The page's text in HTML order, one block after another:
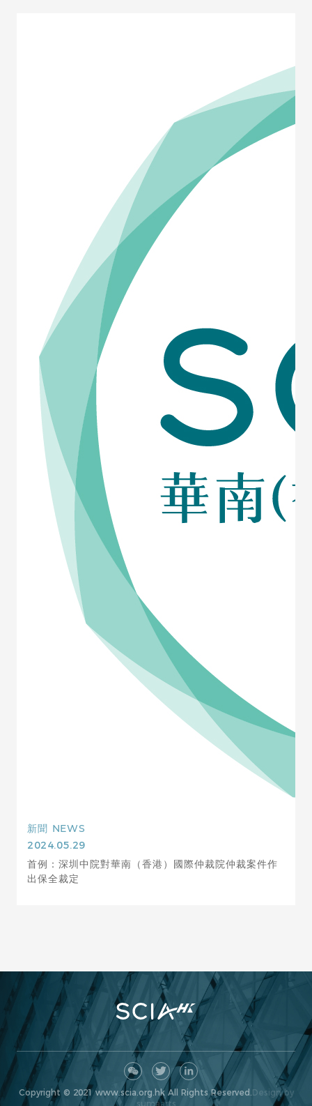
新聞 NEWS
2024.05.29
首例：深圳中院對華南（香港）國際仲裁院仲裁案件作
出保全裁定
Copyright © 2021 www.scia.org.hk All Rights Reserved. Design by
sumaarts